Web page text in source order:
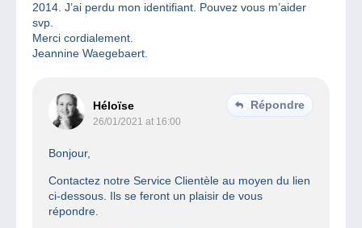
2014. J’ai perdu mon identifiant. Pouvez vous m’aider
svp.
Merci cordialement.
Jeannine Waegebaert.
Héloïse
26/01/2021 at 16:00
Répondre
Bonjour,
Contactez notre Service Clientèle au moyen du lien
ci-dessous. Ils se feront un plaisir de vous
répondre.